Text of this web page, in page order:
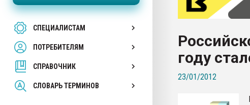
СПЕЦИАЛИСТАМ
ПОТРЕБИТЕЛЯМ
СПРАВОЧНИК
СЛОВАРЬ ТЕРМИНОВ
Armaloy PC/ABS-1IM черный
Профильная литература.
покупка, обмен
году
23/01/2012